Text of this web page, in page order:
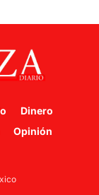
Dinero
Opinión